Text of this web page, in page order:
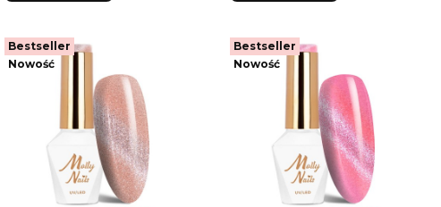
Bestseller
Nowość
Bestseller
Nowość